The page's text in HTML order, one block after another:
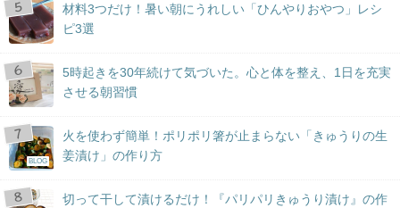
材料3つだけ！暑い朝にうれしい「ひんやりおやつ」レシ
ピ3選
5時起きを30年続けて気づいた。心と体を整え、1日を充実
させる朝習慣
BLOG
火を使わず簡単！ポリポリ箸が止まらない「きゅうりの生
姜漬け」の作り方
切って干して漬けるだけ！『パリパリきゅうり漬け』の作